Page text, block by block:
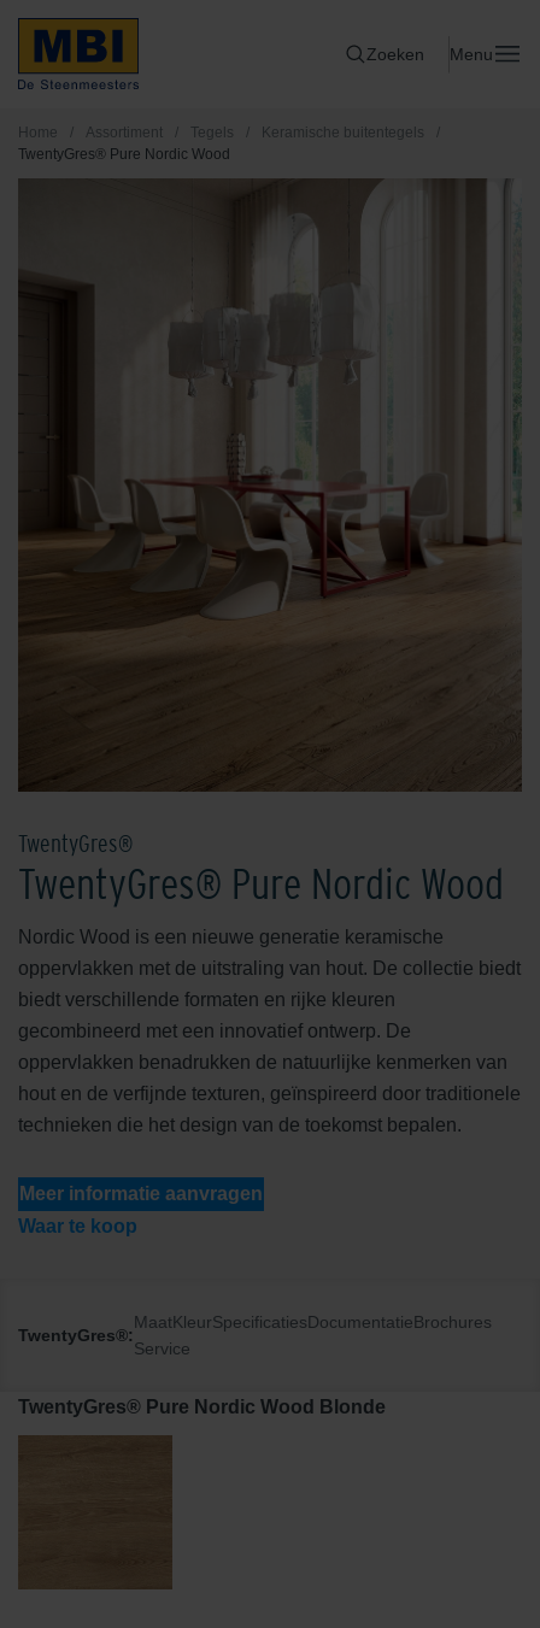
Zoeken Menu
Home / Assortiment / Tegels / Keramische buitentegels
/
TwentyGres® Pure Nordic Wood
TwentyGres®
TwentyGres® Pure Nordic Wood
Nordic Wood is een nieuwe generatie keramische
oppervlakken met de uitstraling van hout. De collectie biedt
biedt verschillende formaten en rijke kleuren
gecombineerd met een innovatief ontwerp. De
oppervlakken benadrukken de natuurlijke kenmerken van
hout en de verfijnde texturen, geïnspireerd door traditionele
technieken die het design van de toekomst bepalen.
Meer informatie aanvragen
Waar te koop
TwentyGres®:
MaatKleurSpecificatiesDocumentatieBrochures
Service
TwentyGres® Pure Nordic Wood Blonde